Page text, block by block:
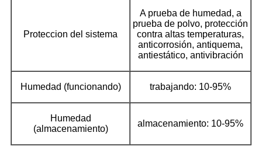
Proteccion del sistema
A prueba de humedad, a
prueba de polvo, protección
contra altas temperaturas,
anticorrosión, antiquema,
antiestático, antivibración
Humedad (funcionando) trabajando: 10-95%
Humedad
(almacenamiento)
almacenamiento: 10-95%